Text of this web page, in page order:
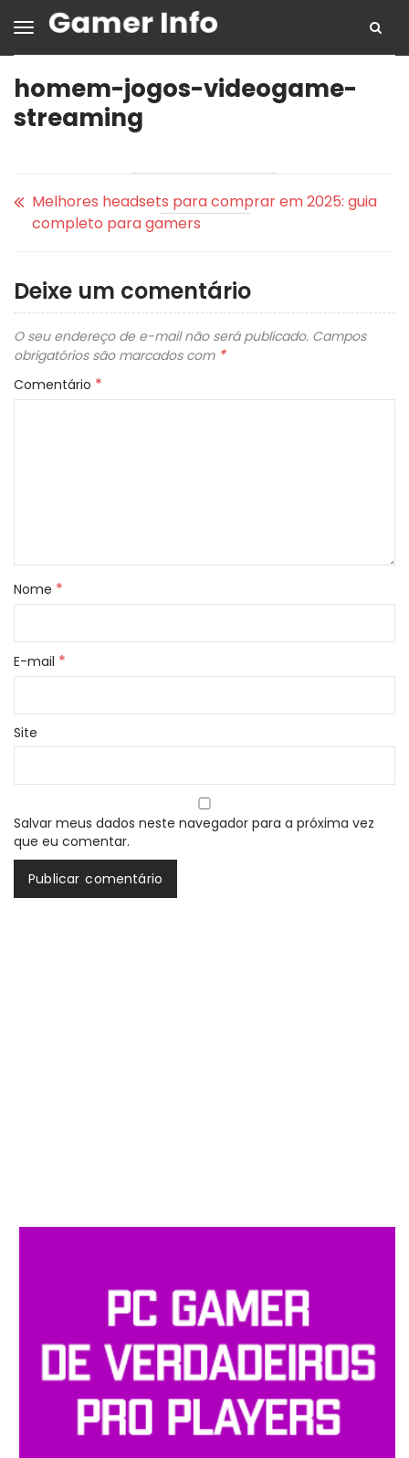
homem-jogos-videogame-
streaming
Melhores headsets para comprar em 2025: guia
completo para gamers
Deixe um comentário
O seu endereço de e-mail não será publicado. Campos
obrigatórios são marcados com *
Comentário *
Nome *
E-mail *
Site
Salvar meus dados neste navegador para a próxima vez
que eu comentar.